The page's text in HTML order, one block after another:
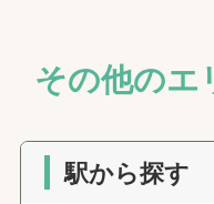
その他のエ
駅から探す